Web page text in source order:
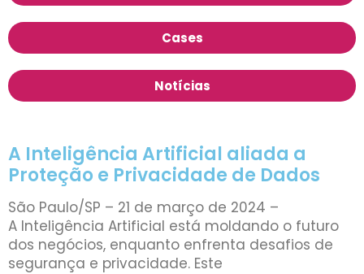
Cases
Notícias
A Inteligência Artificial aliada a
Proteção e Privacidade de Dados
São Paulo/SP – 21 de março de 2024 –
A Inteligência Artificial está moldando o futuro
dos negócios, enquanto enfrenta desafios de
segurança e privacidade. Este